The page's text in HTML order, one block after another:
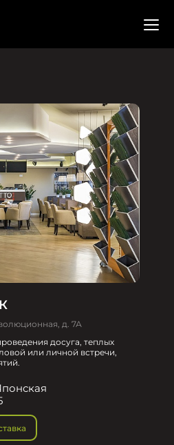
д. 7А
досуга, теплых
или личной встречи,